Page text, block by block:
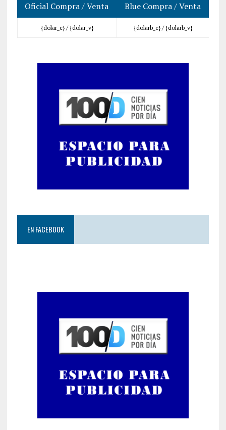
Oficial Compra / Venta
Blue Compra / Venta
{dolar_c} / {dolar_v} {dolarb_c} / {dolarb_v}
EN FACEBOOK